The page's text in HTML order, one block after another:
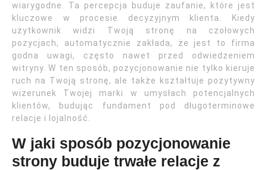
wiarygodne. Ta percepcja buduje zaufanie, które jest
kluczowe w procesie decyzyjnym klienta. Kiedy
użytkownik widzi Twoją stronę na czołowych
pozycjach, automatycznie zakłada, że jest to firma
godna uwagi, często nawet przed odwiedzeniem
witryny. W ten sposób, pozycjonowanie nie tylko kieruje
ruch na Twoją stronę, ale także kształtuje pozytywny
wizerunek Twojej marki w umysłach potencjalnych
klientów, budując fundament pod długoterminowe
relacje i lojalność.
W jaki sposób pozycjonowanie
strony buduje trwałe relacje z